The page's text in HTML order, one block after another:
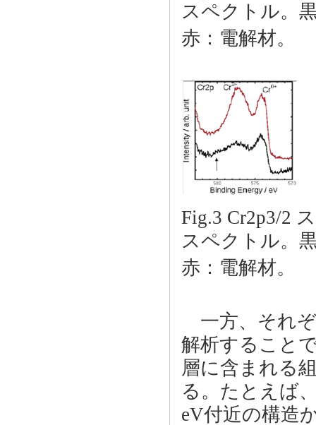
スペクトル。
赤：電
Fig.3 Cr2p3/2
スペクトル。
赤：電
一方、それ
解析すること
層に含まれる
る。たとえば
eV付近の構造